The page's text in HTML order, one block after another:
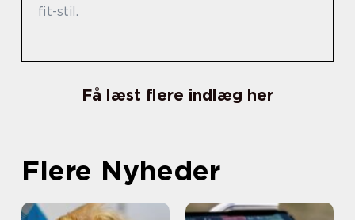
fit-stil.
Få læst flere indlæg her
Flere Nyheder